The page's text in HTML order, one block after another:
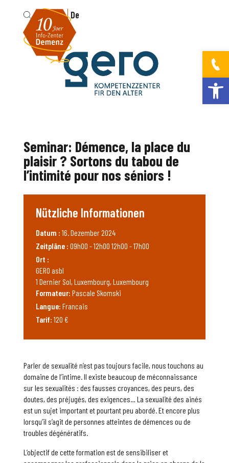
Fr De
Parler de sexualité n’est pas toujours facile, nous touchons au
domaine de l’intime. Il existe beaucoup de méconnaissance
sur les sexualités : des fausses croyances, des peurs, des
doutes, des préjugés, des exigences… La sexualité des ainés
est un sujet important et pourtant peu abordé. Et encore plus
lorsqu’il s’agit de personnes atteintes de démences ou de
troubles dégénératifs.
L’objectif de cette formation est de sensibiliser et
Seminar: Démence, la place du
plaisir ? Sortons du tabou de
l’intimité pour nos séniors !
Nützliche Informationen
Datum : 16. Dezember 2024
Zeitpläne : 09h00 - 12h00 12h00 - 17h00
Ort :
GERO asbl
1 Dernier Sol, Luxembourg, Luxembourg
Formateur: Pascale Skomski
Langue: Francais
Tarif: 120 €